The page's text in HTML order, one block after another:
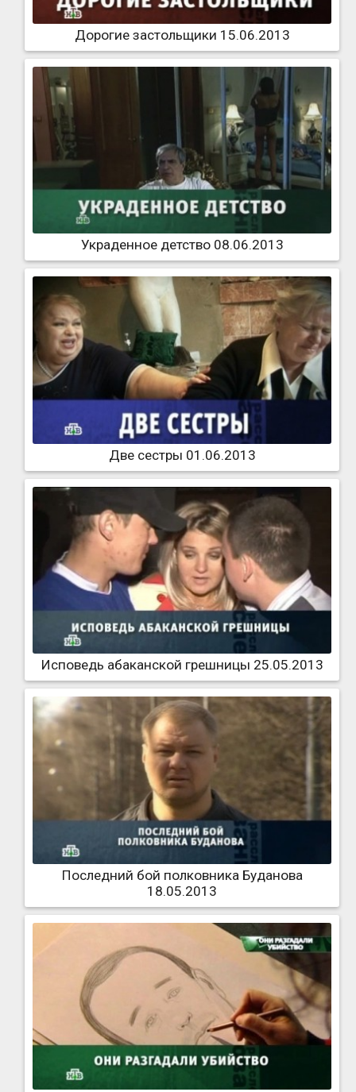
Дорогие застольщики 15.06.2013
Украденное детство 08.06.2013
Две сестры 01.06.2013
Исповедь абаканской грешницы 25.05.2013
Последний бой полковника Буданова
18.05.2013